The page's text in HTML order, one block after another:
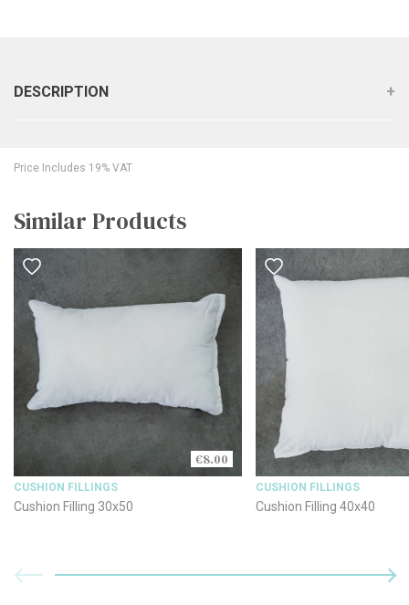
DESCRIPTION
Price Includes 19% VAT
Similar Products
€8.00
CUSHION FILLINGS
Cushion Filling 30x50
CUSHION FILLINGS
Cushion Filling 40x40